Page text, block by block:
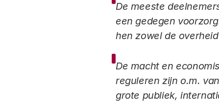
De meeste
een gedegen
hen zowel de
De macht en
reguleren zijn o.m.
grote publiek,